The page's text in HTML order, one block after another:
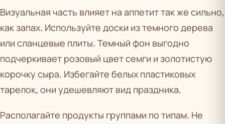
Визуальная часть влияет на аппетит так же сильно,
как запах. Используйте доски из темного дерева
или сланцевые плиты. Темный фон выгодно
подчеркивает розовый цвет семги и золотистую
корочку сыра. Избегайте белых пластиковых
тарелок, они удешевляют вид праздника.
Располагайте продукты группами по типам. Не